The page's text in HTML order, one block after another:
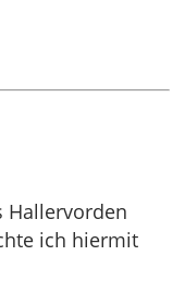
Hallervorden
ich hiermit